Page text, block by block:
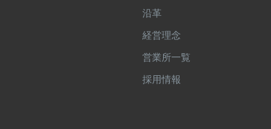
沿革
経営理念
営業所一覧
採用情報